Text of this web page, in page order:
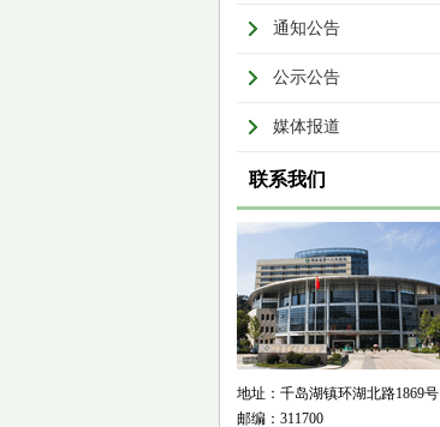
通知公告
公示公告
媒体报道
联系我们
地址：千岛湖镇环湖北路1869号
邮编：311700